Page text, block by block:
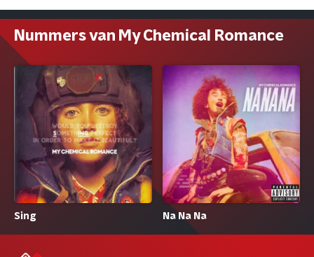
Nummers van My Chemical Romance
Sing Na Na Na